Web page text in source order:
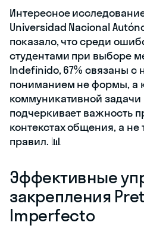
Интересное
Universidad Nacional
показало, что среди
студентами при выборе
Indefinido, 67% связаны с
пониманием не формы, а
коммуникативной
подчеркивает важность
контекстах общения, а не
правил. 📊
Эффективные
закрепления
Imperfecto